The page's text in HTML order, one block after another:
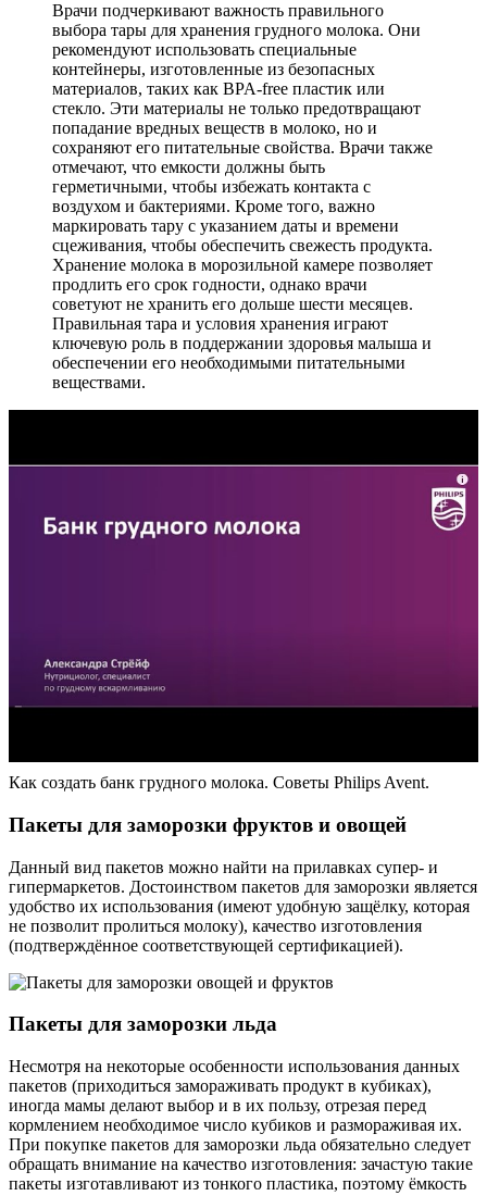
Врачи подчеркивают важность правильного
выбора тары для хранения грудного молока. Они
рекомендуют использовать специальные
контейнеры, изготовленные из безопасных
материалов, таких как BPA-free пластик или
стекло. Эти материалы не только предотвращают
попадание вредных веществ в молоко, но и
сохраняют его питательные свойства. Врачи также
отмечают, что емкости должны быть
герметичными, чтобы избежать контакта с
воздухом и бактериями. Кроме того, важно
маркировать тару с указанием даты и времени
сцеживания, чтобы обеспечить свежесть продукта.
Хранение молока в морозильной камере позволяет
продлить его срок годности, однако врачи
советуют не хранить его дольше шести месяцев.
Правильная тара и условия хранения играют
ключевую роль в поддержании здоровья малыша и
обеспечении его необходимыми питательными
веществами.
Как создать банк грудного молока. Советы Philips Avent.
Пакеты для заморозки фруктов и овощей
Данный вид пакетов можно найти на прилавках супер- и
гипермаркетов. Достоинством пакетов для заморозки является
удобство их использования (имеют удобную защёлку, которая
не позволит пролиться молоку), качество изготовления
(подтверждённое соответствующей сертификацией).
Пакеты для заморозки льда
Несмотря на некоторые особенности использования данных
пакетов (приходиться замораживать продукт в кубиках),
иногда мамы делают выбор и в их пользу, отрезая перед
кормлением необходимое число кубиков и размораживая их.
При покупке пакетов для заморозки льда обязательно следует
обращать внимание на качество изготовления: зачастую такие
пакеты изготавливают из тонкого пластика, поэтому ёмкость